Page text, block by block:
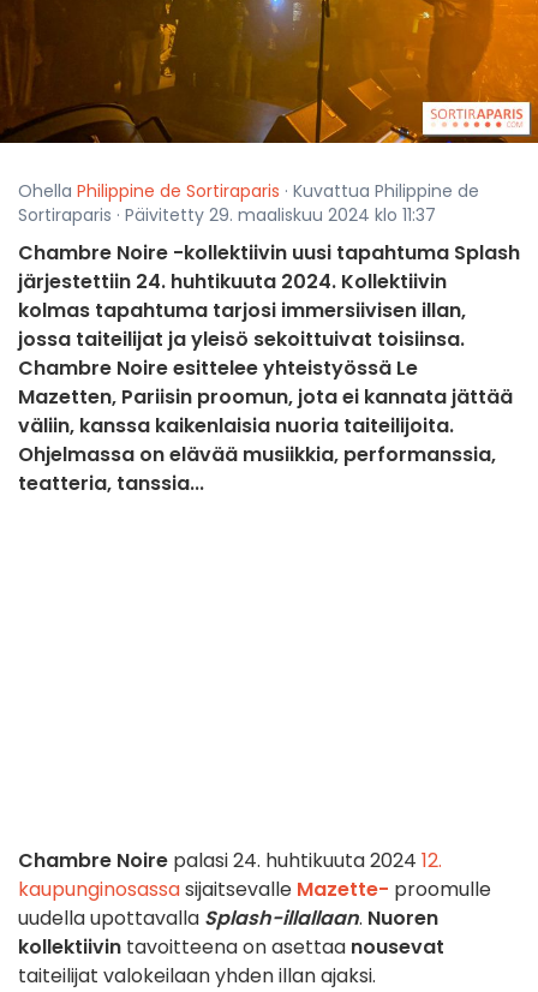
Ohella Philippine de Sortiraparis · Kuvattua Philippine de
Sortiraparis · Päivitetty 29. maaliskuu 2024 klo 11:37
Chambre Noire -kollektiivin uusi tapahtuma Splash
järjestettiin 24. huhtikuuta 2024. Kollektiivin
kolmas tapahtuma tarjosi immersiivisen illan,
jossa taiteilijat ja yleisö sekoittuivat toisiinsa.
Chambre Noire esittelee yhteistyössä Le
Mazetten, Pariisin proomun, jota ei kannata jättää
väliin, kanssa kaikenlaisia nuoria taiteilijoita.
Ohjelmassa on elävää musiikkia, performanssia,
teatteria, tanssia...
Chambre Noire palasi 24. huhtikuuta 2024 12.
kaupunginosassasijaitsevalle Mazette- proomulle
uudella upottavalla Splash-illallaan. Nuoren
kollektiivin tavoitteena on asettaa nousevat
taiteilijat valokeilaan yhden illan ajaksi.